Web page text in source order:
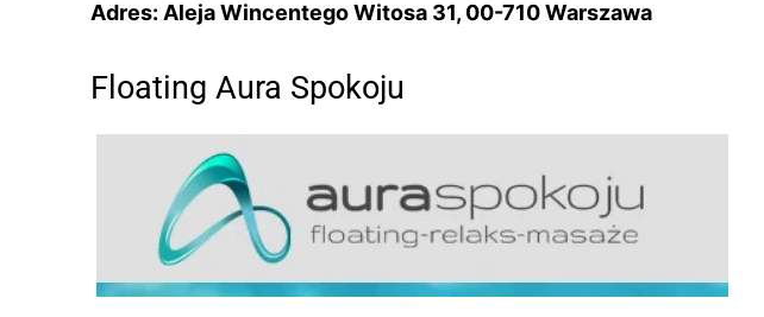
Adres: Aleja Wincentego Witosa 31, 00-710 Warszawa
Floating Aura Spokoju